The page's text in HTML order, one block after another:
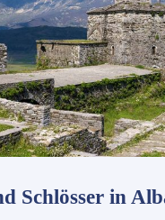
Schlösser in